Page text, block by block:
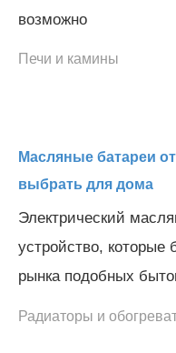
возможно
Печи и камины
Масляные батареи
выбрать для дома
Электрический
устройство, которые
рынка подобных
Радиаторы и